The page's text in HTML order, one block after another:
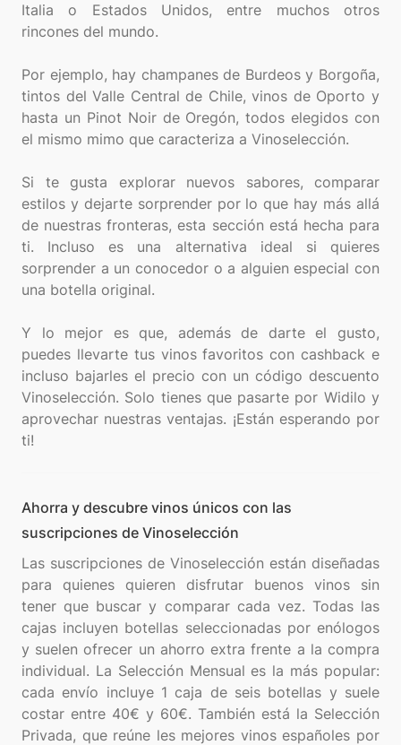
Italia o Estados Unidos, entre muchos otros
rincones del mundo.
Por ejemplo, hay champanes de Burdeos y Borgoña,
tintos del Valle Central de Chile, vinos de Oporto y
hasta un Pinot Noir de Oregón, todos elegidos con
el mismo mimo que caracteriza a Vinoselección.
Si te gusta explorar nuevos sabores, comparar
estilos y dejarte sorprender por lo que hay más allá
de nuestras fronteras, esta sección está hecha para
ti. Incluso es una alternativa ideal si quieres
sorprender a un conocedor o a alguien especial con
una botella original.
Y lo mejor es que, además de darte el gusto,
puedes llevarte tus vinos favoritos con cashback e
incluso bajarles el precio con un código descuento
Vinoselección. Solo tienes que pasarte por Widilo y
aprovechar nuestras ventajas. ¡Están esperando por
Ahorra y descubre vinos únicos con las
suscripciones de Vinoselección
Las suscripciones de Vinoselección están diseñadas
para quienes quieren disfrutar buenos vinos sin
tener que buscar y comparar cada vez. Todas las
cajas incluyen botellas seleccionadas por enólogos
y suelen ofrecer un ahorro extra frente a la compra
individual. La Selección Mensual es la más popular:
cada envío incluye 1 caja de seis botellas y suele
costar entre 40€ y 60€. También está la Selección
Privada, que reúne les mejores vinos españoles por